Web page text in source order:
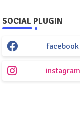
SOCIAL PLUGIN
facebook
instagram